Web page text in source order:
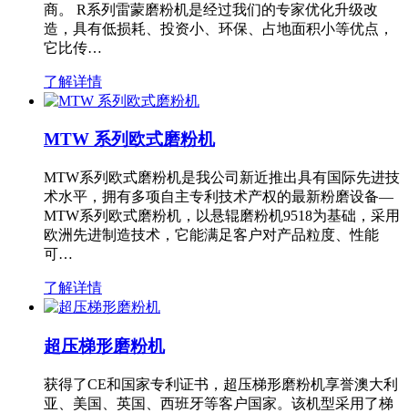
商。 R系列雷蒙磨粉机是经过我们的专家优化升级改
造，具有低损耗、投资小、环保、占地面积小等优点，
它比传…
了解详情
MTW 系列欧式磨粉机
MTW系列欧式磨粉机是我公司新近推出具有国际先进技
术水平，拥有多项自主专利技术产权的最新粉磨设备—
MTW系列欧式磨粉机，以悬辊磨粉机9518为基础，采用
欧洲先进制造技术，它能满足客户对产品粒度、性能
可…
了解详情
超压梯形磨粉机
获得了CE和国家专利证书，超压梯形磨粉机享誉澳大利
亚、美国、英国、西班牙等客户国家。该机型采用了梯